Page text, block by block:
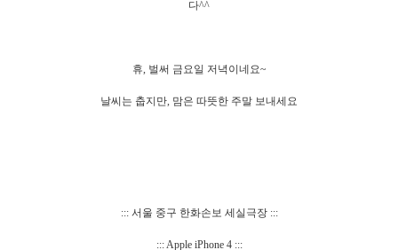
다^^
휴, 벌써 금요일 저녁이네요~
날씨는 춥지만, 맘은 따뜻한 주말 보내세요
::: 서울 중구 한화손보 세실극장 :::
::: Apple iPhone 4 :::